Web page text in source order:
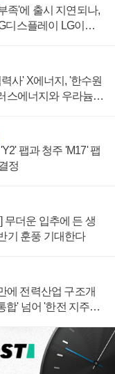
족'에 출시 지연되나,
디스플레이 LG이노
사' X에너지, '한수원
스에너지와 우라늄
팹과 청주 'M17' 팹
정
무더운 입추에 든 생
기 훈풍 기대한다
에 전력산업 구조개
합' 넘어 '한전 지주사'